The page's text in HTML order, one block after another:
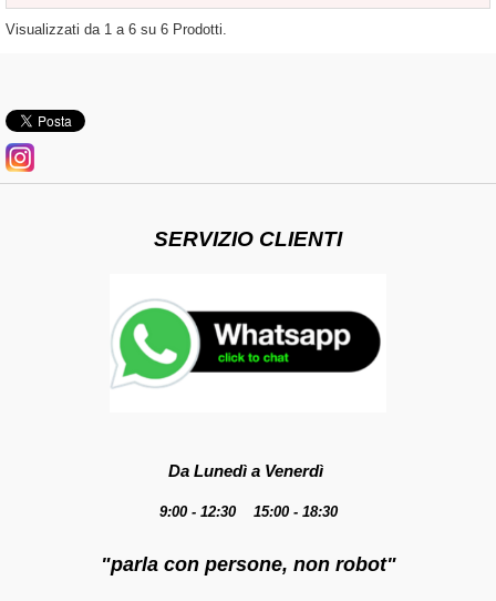
Visualizzati da 1 a 6 su 6 Prodotti.
SERVIZIO CLIENTI
Da Lunedì a Venerdì
9:00 - 12:30 15:00 - 18:30
"parla con persone, non robot"